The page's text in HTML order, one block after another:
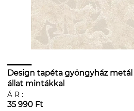
Design tapéta gyöngyház
állat mintákkal
ÁR:
35 990 Ft